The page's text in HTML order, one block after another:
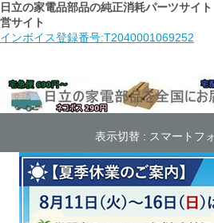
日立の家電品部品の純正消耗パーツサイ
営サイト
インボイス登録番号:T2040001069252
表示切替 : スマートフ